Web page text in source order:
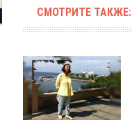
СМОТРИТЕ ТАКЖЕ: